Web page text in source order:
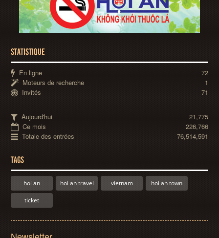
STATISTIQUE
En ligne
72
Moteurs de recherche
1
Invités
71
Aujourd'hui
21,775
Ce mois
226,766
Totale des entrées
76,514,591
TAGS
hoi an hoi an travel vietnam hoi an town
ticket